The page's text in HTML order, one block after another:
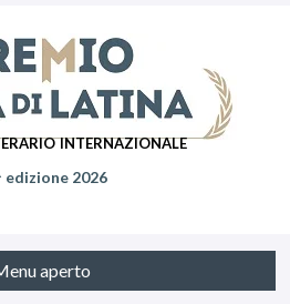
internazionale
edizione 2026
aperto